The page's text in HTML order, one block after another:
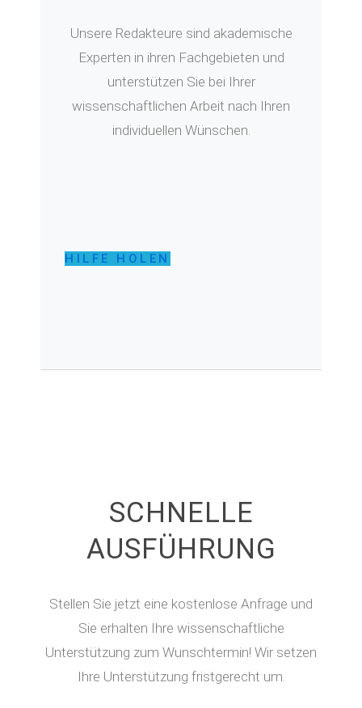
Unsere Redakteure sind akademische
Experten in ihren Fachgebieten und
unterstützen Sie bei Ihrer
wissenschaftlichen Arbeit nach Ihren
individuellen Wünschen.
HILFE HOLEN
SCHNELLE
AUSFÜHRUNG
Stellen Sie jetzt eine kostenlose Anfrage und
Sie erhalten Ihre wissenschaftliche
Unterstützung zum Wunschtermin! Wir setzen
Ihre Unterstützung fristgerecht um.